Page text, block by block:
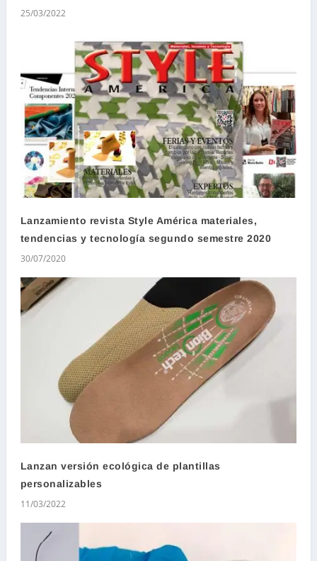
25/03/2022
Lanzamiento revista Style América materiales,
tendencias y tecnología segundo semestre 2020
30/07/2020
Lanzan versión ecológica de plantillas
personalizables
11/03/2022